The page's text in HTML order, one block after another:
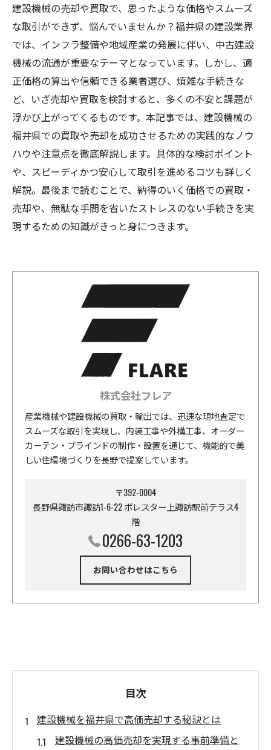
建設機械の売却や買取で、思ったような価格やスムーズ
な取引ができず、悩んでいませんか？福井県の建設業界
では、インフラ整備や地域産業の発展に伴い、中古建設
機械の流通が重要なテーマとなっています。しかし、適
正価格の算出や信頼できる業者選び、煩雑な手続きな
ど、いざ売却や買取を検討すると、多くの不安と課題が
浮かび上がってくるものです。本記事では、建設機械の
福井県での買取や売却を成功させるための実践的なノウ
ハウや注意点を徹底解説します。具体的な検討ポイント
や、スピーディかつ安心して取引を進めるコツも詳しく
解説。最後まで読むことで、納得のいく価格での買取・
売却や、無駄な手間を省いたストレスのない手続きを実
現するための知識がきっと身につきます。
株式会社フレア
産業機械や建設機械の買取・輸出では、迅速な現地査定で
スムーズな取引を実現し、内装工事や外構工事、オーダー
カーテン・ブラインドの制作・設置を通じて、機能的で美
しい住環境づくりを長野で提案しています。
〒392-0004
長野県諏訪市諏訪1-6-22 ポレスター上諏訪駅前テラス4
階
0266-63-1203
お問い合わせはこちら
目次
建設機械を福井県で高価売却する秘訣とは
建設機械の高価売却を実現する事前準備と